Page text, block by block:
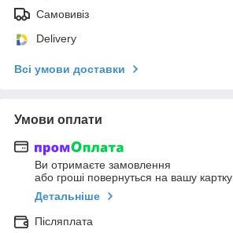
Самовивіз
Delivery
Всі умови доставки
Умови оплати
Ви отримаєте замовлення
або гроші повернуться на вашу картку
Детальніше
Післяплата